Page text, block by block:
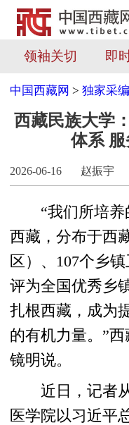
领袖关切 即
中国西藏网 >独家采编
西藏民族大学
体系
2026-06-16 赵振宇
“我们所培养
西藏，分布于西
区）、107个乡
评为全国优秀乡
扎根西藏，成为
的有机力量。”
镜明说。
近日，记者从
医学院以习近平